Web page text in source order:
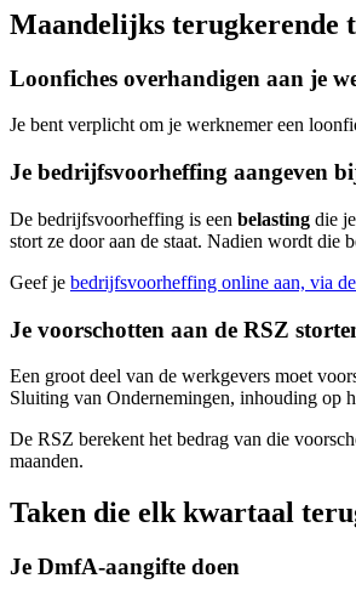
Maandelijks terugkerende
Loonfiches overhandigen aan je
Je bent verplicht om je werknemer een
Je bedrijfsvoorheffing aangeven
De bedrijfsvoorheffing is een belasting die
stort ze door aan de staat. Nadien wordt die
Geef je bedrijfsvoorheffing online aan, via
Je voorschotten aan de RSZ
Een groot deel van de werkgevers moet
Sluiting van Ondernemingen, inhouding op
De RSZ berekent het bedrag van die
maanden.
Taken die elk kwartaal
Je DmfA-aangifte doen